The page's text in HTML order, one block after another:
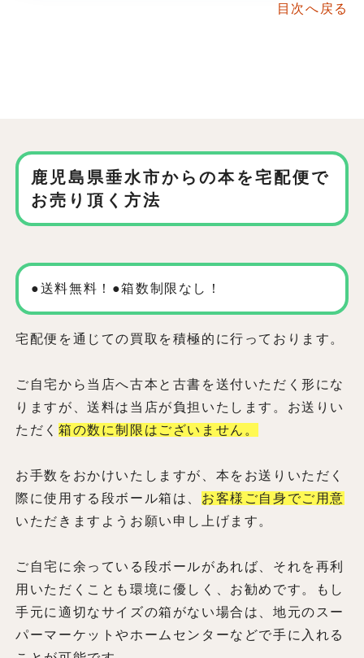
目次へ戻る
鹿児島県垂水市からの本を宅配便で
お売り頂く方法
●送料無料！●箱数制限なし！
宅配便を通じての買取を積極的に行っております。
ご自宅から当店へ古本と古書を送付いただく形にな
りますが、送料は当店が負担いたします。お送りい
ただく 箱の数に制限はございません。
お手数をおかけいたしますが、本をお送りいただく
際に使用する段ボール箱は、 お客様ご自身でご用意
いただきますようお願い申し上げます。
ご自宅に余っている段ボールがあれば、それを再利
用いただくことも環境に優しく、お勧めです。もし
手元に適切なサイズの箱がない場合は、地元のスー
パーマーケットやホームセンターなどで手に入れる